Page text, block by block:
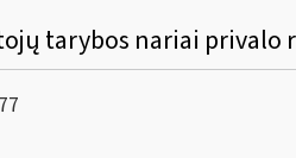
tarybos nariai